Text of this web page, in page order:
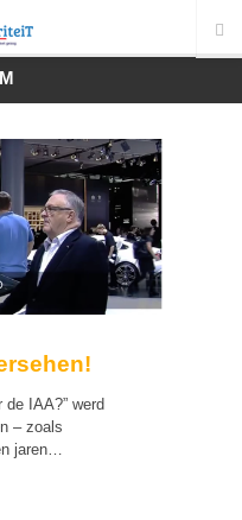
de IAA?” werd
– zoals
jaren…